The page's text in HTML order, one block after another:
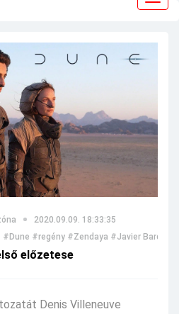
2020.09.09. 18:33:35
#Dune #regény #Zendaya #Javier Bardem
előzetese
Denis Villeneuve